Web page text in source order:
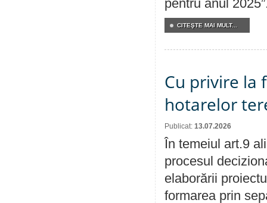
pentru anul
CITEŞTE MAI MULT...
Cu privire la
hotarelor
Publicat: 13.07.2026
În temeiul art.9
procesul
elaborării
formarea prin